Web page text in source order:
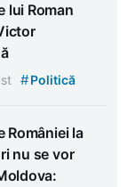
lui Roman
#Politică
României la
nu se vor